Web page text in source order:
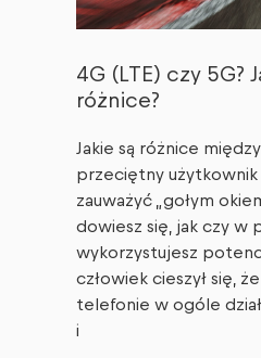
4G (LTE) czy 5G?
różnice?
Jakie są różnice
przeciętny
zauważyć „gołym
dowiesz się, jak czy w
wykorzystujesz
człowiek cieszył się,
telefonie w ogóle
i